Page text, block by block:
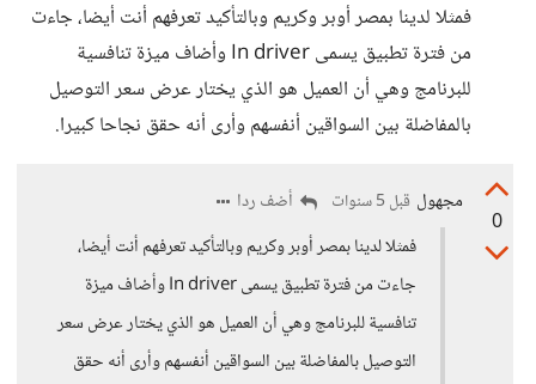
فمثلا لدينا بمصر أوبر وكريم وبالتأكيد تعرفهم أنت أيضا، جاءت
من فترة تطبيق يسمى In driver وأضاف ميزة تنافسية
للبرنامج وهي أن العميل هو الذي يختار عرض سعر التوصيل
بالمفاضلة بين السواقين أنفسهم وأرى أنه حقق نجاحا كبيرا.
0
مجهول قبل 5 سنوات
أضف ردا
فمثلا لدينا بمصر أوبر وكريم وبالتأكيد تعرفهم أنت أيضا،
جاءت من فترة تطبيق يسمى In driver وأضاف ميزة
تنافسية للبرنامج وهي أن العميل هو الذي يختار عرض سعر
التوصيل بالمفاضلة بين السواقين أنفسهم وأرى أنه حقق